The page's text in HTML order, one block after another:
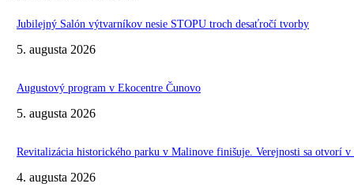
Jubilejný Salón výtvarníkov nesie STOPU troch desaťročí tvorby
5. augusta 2026
Augustový program v Ekocentre Čunovo
5. augusta 2026
Revitalizácia historického parku v Malinove finišuje. Verejnosti sa otvorí
4. augusta 2026